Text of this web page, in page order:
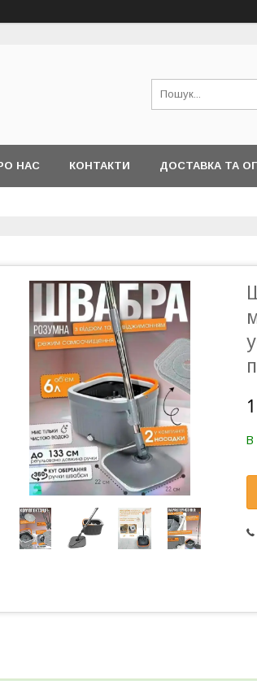
НАС КОНТАКТИ ДОСТАВКА ТА
В